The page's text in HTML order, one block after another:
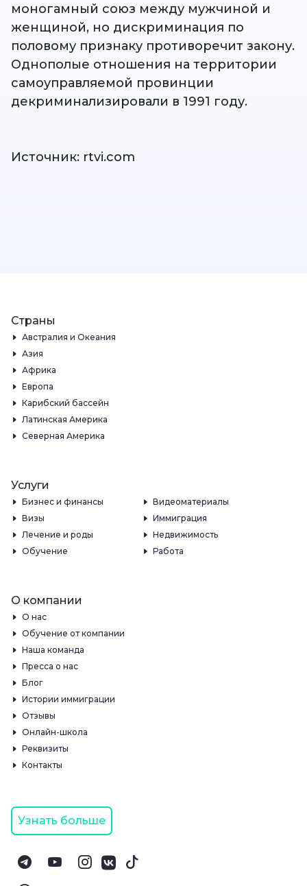
моногамный союз между мужчиной и
женщиной, но дискриминация по
половому признаку противоречит закону.
Однополые отношения на территории
самоуправляемой провинции
декриминализировали в 1991 году.
Источник: rtvi.com
Страны
Австралия и Океания
Азия
Африка
Европа
Карибский бассейн
Латинская Америка
Северная Америка
Услуги
Бизнес и финансы
Видеоматериалы
Визы
Иммиграция
Лечение и роды
Недвижимость
Обучение
Работа
О компании
О нас
Обучение от компании
Наша команда
Пресса о нас
Блог
Истории иммиграции
Отзывы
Онлайн-школа
Реквизиты
Контакты
Узнать больше